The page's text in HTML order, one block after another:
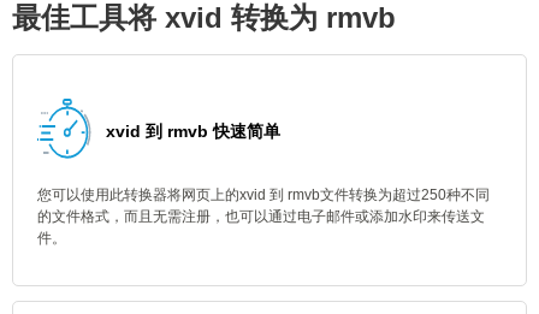
最佳工具将 xvid 转换为 rmvb
xvid 到 rmvb 快速简单
您可以使用此转换器将网页上的xvid 到 rmvb文件转换为超过250种不同
的文件格式，而且无需注册，也可以通过电子邮件或添加水印来传送文
件。